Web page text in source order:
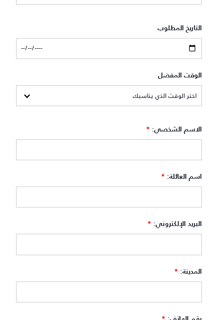
التاريخ المطلوب
الوقت المفضل
الاسم الشخصي: *
اسم العائلة: *
البريد الإلكتروني: *
المدينة: *